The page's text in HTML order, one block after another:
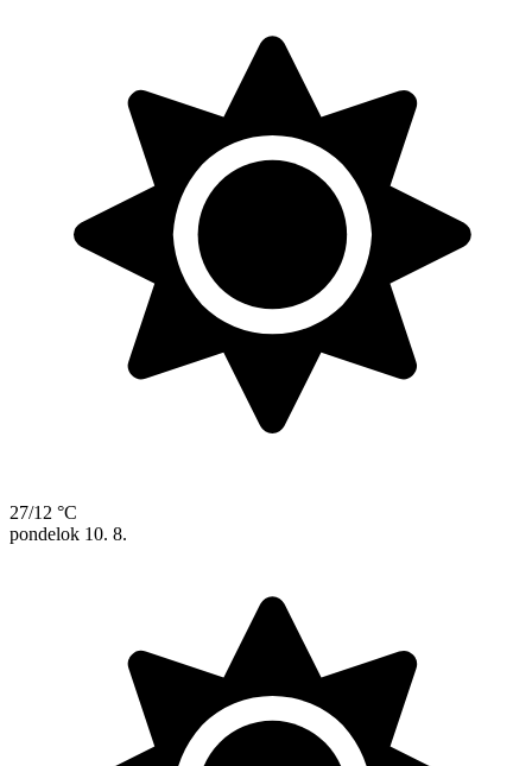
27/12 °C
pondelok 10. 8.